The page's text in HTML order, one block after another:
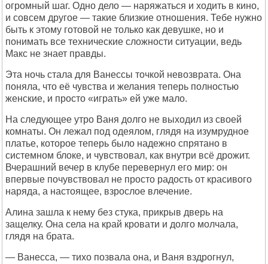
огромный шаг. Одно дело — наряжаться и ходить в кино,
и совсем другое — такие близкие отношения. Тебе нужно
быть к этому готовой не только как девушке, но и
понимать все технические сложности ситуации, ведь
Макс не знает правды.
Эта ночь стала для Ванессы точкой невозврата. Она
поняла, что её чувства и желания теперь полностью
женские, и просто «играть» ей уже мало.
На следующее утро Ваня долго не выходил из своей
комнаты. Он лежал под одеялом, глядя на изумрудное
платье, которое теперь было надежно спрятано в
системном блоке, и чувствовал, как внутри всё дрожит.
Вчерашний вечер в клубе перевернул его мир: он
впервые почувствовал не просто радость от красивого
наряда, а настоящее, взрослое влечение.
Алина зашла к нему без стука, прикрыв дверь на
защелку. Она села на край кровати и долго молчала,
глядя на брата.
— Ванесса, — тихо позвала она, и Ваня вздрогнул,